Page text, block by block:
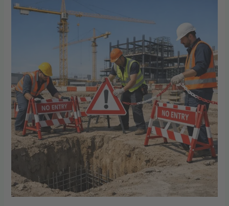
Sie
cleveren
Baustellen-
Schutzmaßnahmen
sicher
durch
den
Alltag
bringen